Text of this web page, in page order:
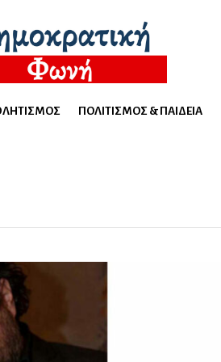
ΠΟΛΙΤΙΣΜΌΣ & ΠΑΙΔΕΊΑ